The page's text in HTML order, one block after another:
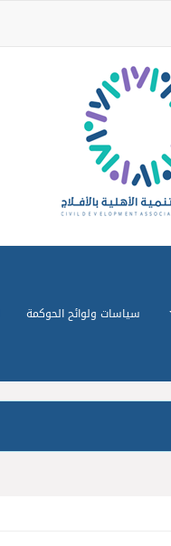
سياسات ولوائح الحوكمة